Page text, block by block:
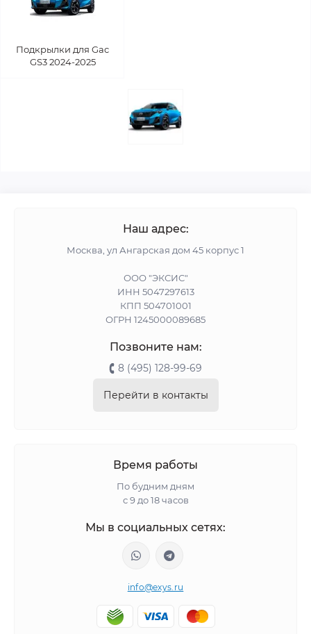
Подкрылки для Gac
GS3 2024-2025
Наш адрес:
Москва, ул Ангарская дом 45 корпус 1
ООО "ЭКСИС"
ИНН 5047297613
КПП 504701001
ОГРН 1245000089685
Позвоните нам:
8 (495) 128-99-69
Перейти в контакты
Время работы
По будним дням
с 9 до 18 часов
Мы в социальных сетях:
info@exys.ru